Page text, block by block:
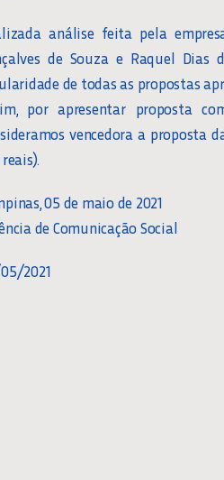
análise feita pela
de Souza e Raquel
de todas as propostas
por apresentar proposta
vencedora a proposta
05 de maio de 2021
de Comunicação Social
2021